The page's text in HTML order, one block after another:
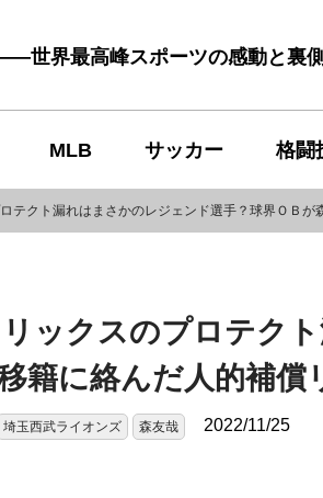
世界最高峰スポーツの感動と裏
MLB サッカー 格闘
テクト漏れはまさかのレジェンド選手？球界ＯＢ
ックスのプロテク
籍に絡んだ人的補償
埼玉西武ライオンズ 森友哉 2022/11/25